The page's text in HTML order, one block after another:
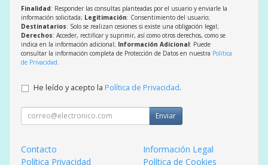
Finalidad: Responder las consultas planteadas por el usuario y enviarle la
información solicitada; Legitimación: Consentimiento del usuario;
Destinatarios: Solo se realizan cesiones si existe una obligación legal;
Derechos: Acceder, rectificar y suprimir, así como otros derechos, como se
indica en la información adicional; Información Adicional: Puede
consultar la información completa de Protección de Datos en nuestra Política
de Privacidad
He leído y acepto la Política de Privacidad.
Enviar
Contacto
Información Legal
Política Privacidad
Política de Cookies